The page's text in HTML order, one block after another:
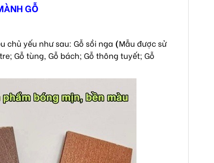
GỖ
chủ yếu như sau: Gỗ sồi nga (Mẫu được sử
Gỗ tùng, Gỗ bách; Gỗ thông tuyết; Gỗ